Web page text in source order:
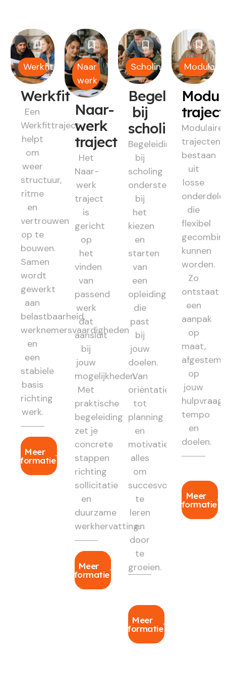
Werkfit
Werkfit
Een
Werkfittraject
helpt
om
weer
structuur,
ritme
en
vertrouwen
op te
bouwen.
Samen
wordt
gewerkt
aan
belastbaarheid,
werknemersvaardigheden
en
een
stabiele
basis
richting
werk.
Meer
informatie
Naar
werk
Naar-
werk
traject
Het
Naar-
werk
traject
is
gericht
op
het
vinden
van
passend
werk
dat
aansluit
bij
jouw
mogelijkheden.
Met
praktische
begeleiding
zet je
concrete
stappen
richting
sollicitatie
en
duurzame
werkhervatting.
Meer
informatie
Scholing
Begeleiding
bij
scholing
Begeleiding
bij
scholing
ondersteunt
bij
het
kiezen
en
starten
van
een
opleiding
die
past
bij
jouw
doelen.
Van
oriëntatie
tot
planning
en
motivatie:
alles
om
succesvol
te
leren
en
door
te
groeien.
Meer
informatie
Modulair
Modulaire
trajecten
bestaan
uit
losse
die
flexibel
kunnen
worden.
Zo
ontstaat
een
aanpak
op
maat,
op
jouw
hulpvraag,
tempo
en
doelen.
Meer
informatie